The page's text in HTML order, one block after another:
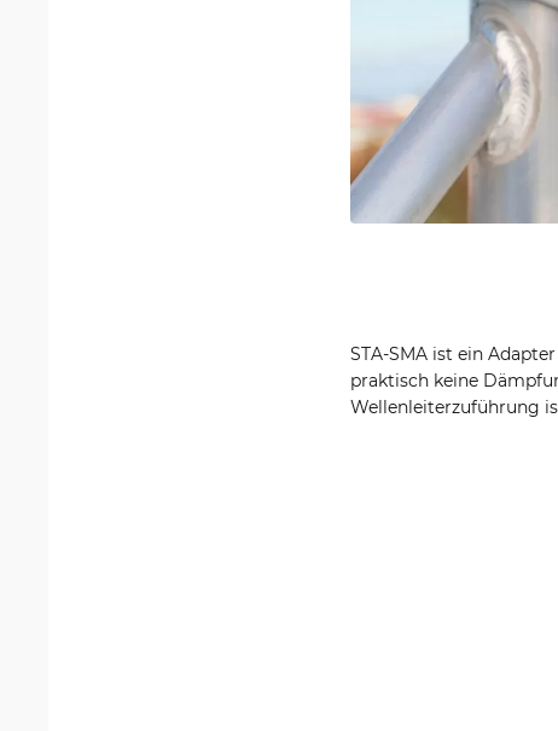
STA-SMA ist ein
praktisch keine
Wellenleiterzuführung